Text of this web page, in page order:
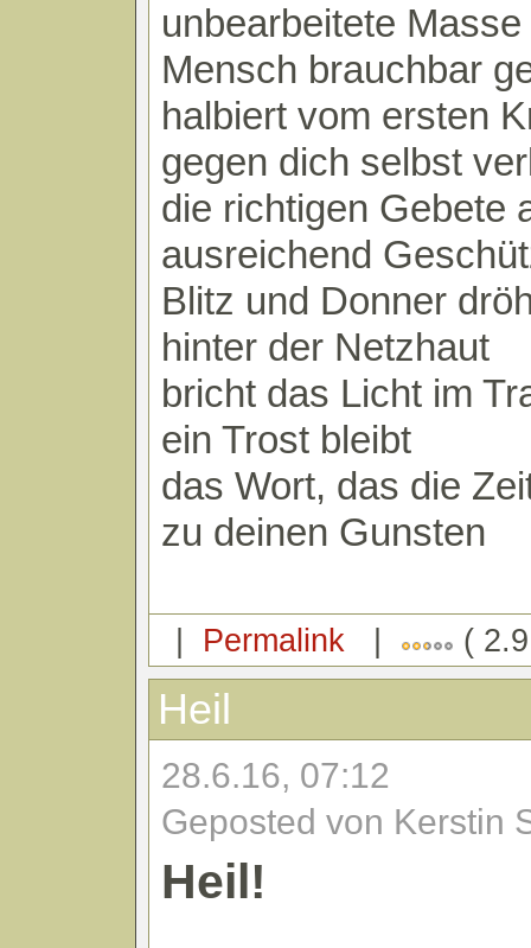
unbearbeitete Masse
Mensch brauchbar
halbiert vom ersten
gegen dich selbst
die richtigen Gebete
ausreichend
Blitz und Donner
hinter der Netzhaut
bricht das Licht im
ein Trost bleibt
das Wort, das die
zu deinen Gunsten
| Permalink | (
Heil
28.6.16, 07:12
Geposted von Kerstin
Heil!